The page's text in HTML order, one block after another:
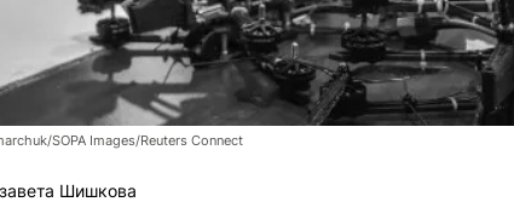
SOPA Images/Reuters Connect
Шишкова